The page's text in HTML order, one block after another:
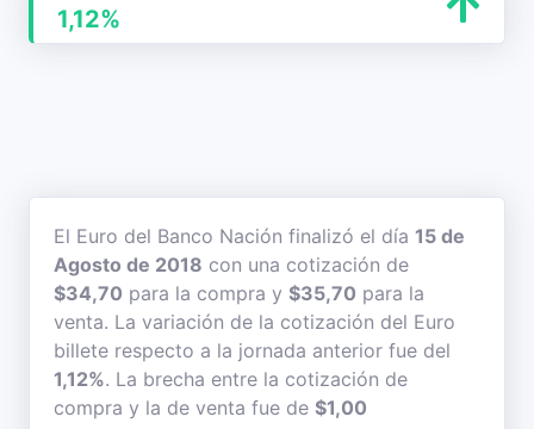
1,12%
El Euro del Banco Nación finalizó el día 15 de
Agosto de 2018 con una cotización de
$34,70 para la compra y $35,70 para la
venta. La variación de la cotización del Euro
billete respecto a la jornada anterior fue del
1,12%. La brecha entre la cotización de
compra y la de venta fue de $1,00